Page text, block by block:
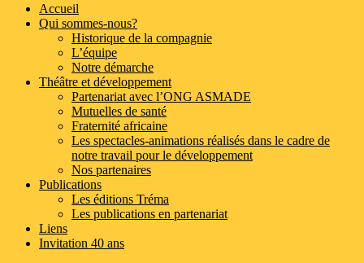
Accueil
Qui sommes-nous?
Historique de la compagnie
L’équipe
Notre démarche
Théâtre et développement
Partenariat avec l’ONG ASMADE
Mutuelles de santé
Fraternité africaine
Les spectacles-animations réalisés dans le cadre de
notre travail pour le développement
Nos partenaires
Publications
Les éditions Tréma
Les publications en partenariat
Liens
Invitation 40 ans